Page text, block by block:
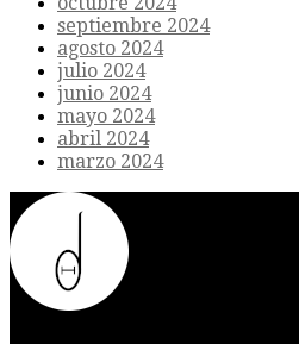
septiembre 2024
agosto 2024
julio 2024
junio 2024
mayo 2024
abril 2024
marzo 2024